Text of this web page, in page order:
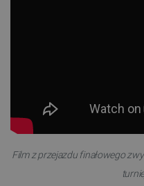
Film z przejazdu finałowego